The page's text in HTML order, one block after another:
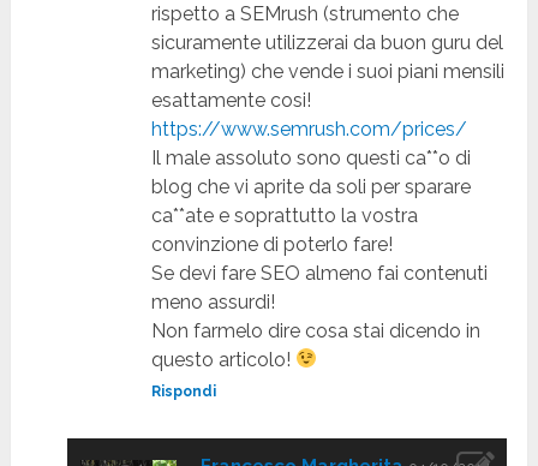
rispetto a SEMrush (strumento che
sicuramente utilizzerai da buon guru del
marketing) che vende i suoi piani mensili
esattamente cosi!
https://www.semrush.com/prices/
Il male assoluto sono questi ca**o di
blog che vi aprite da soli per sparare
ca**ate e soprattutto la vostra
convinzione di poterlo fare!
Se devi fare SEO almeno fai contenuti
meno assurdi!
Non farmelo dire cosa stai dicendo in
questo articolo!
Rispondi